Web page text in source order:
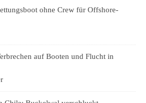
ohne Crew für Offshore-
auf Booten und Flucht in